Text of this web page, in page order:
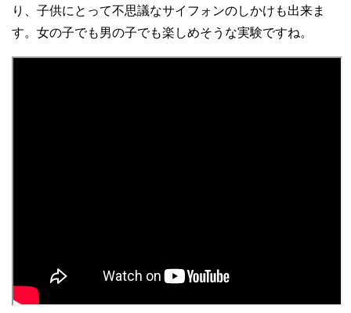
り、子供にとって不思議なサイフォンのしかけも出来ま
す。女の子でも男の子でも楽しめそうな実験ですね。